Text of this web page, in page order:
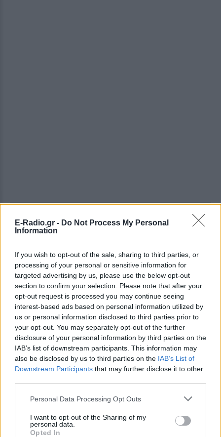
E-Radio.gr - Do Not Process My Personal
Information
If you wish to opt-out of the sale, sharing to third parties, or
processing of your personal or sensitive information for
targeted advertising by us, please use the below opt-out
section to confirm your selection. Please note that after your
opt-out request is processed you may continue seeing
interest-based ads based on personal information utilized by
us or personal information disclosed to third parties prior to
your opt-out. You may separately opt-out of the further
disclosure of your personal information by third parties on the
IAB’s list of downstream participants. This information may
also be disclosed by us to third parties on the IAB’s List of
Downstream Participants that may further disclose it to other
Personal Data Processing Opt Outs
I want to opt-out of the Sharing of my
personal data.
Opted In
Μετά τους μικροοργανισμούς, σειρά θα πάρουν τα
ζώα (π.χ. της κτηνοτροφίας) που θα αποκτήσουν εν
ο απώτατος στόχος (ή η ύβρις για μερικούς): ένας
άνθρωπος που θα διαθέτει όχι τον γενετικό κώδικα
της φύσης αλλά του «δημιουργού» του, δηλαδή του
επιστήμονα. Το δέλεαρ, αν αυτή είναι η σωστή λέξη,
είναι ότι αυτός ο «συνθετικός» άνθρωπος θα
διαθέτει μια δεύτερη πιο ανθεκτική φύση, που δεν
θα αρρωσταίνει και δεν θα γερνάει τόσο γρήγορα.
Το κεντρικό ερώτημα που απασχολεί πλέον τους
βιολόγους και κάθε σκεπτόμενο άνθρωπο, είναι:
Πόσο ασφαλές είναι τελικά όλο αυτό το πράγμα;
Και για όσους πιστεύουν στον Θεό, προστίθεται το
τον δημιουργό;